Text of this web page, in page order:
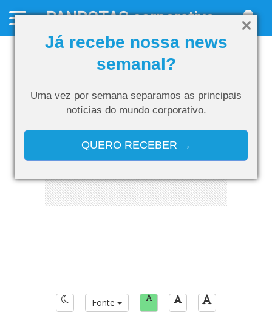
Já recebe nossa news
semanal?
Uma vez por semana separamos as principais
notícias do mundo corporativo.
QUERO RECEBER →
PANROTAScorporativo
Fonte